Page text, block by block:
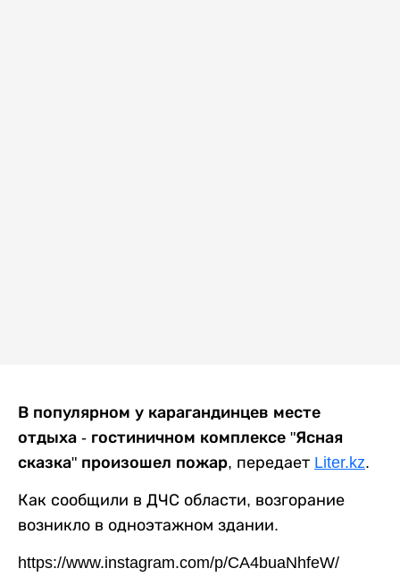
В популярном у карагандинцев месте
отдыха - гостиничном комплексе "Ясная
сказка" произошел пожар, передает Liter.kz.
Как сообщили в ДЧС области, возгорание
возникло в одноэтажном здании.
https://www.instagram.com/p/CA4buaNhfeW/